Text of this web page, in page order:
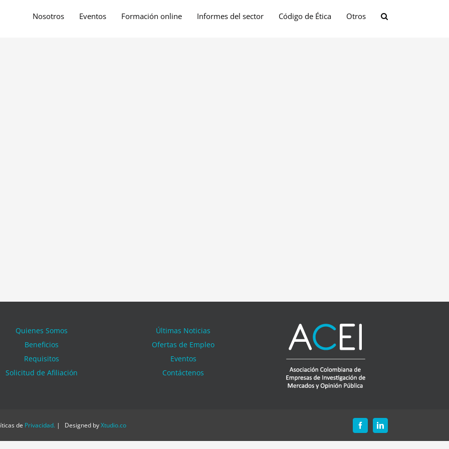
Nosotros Eventos Formación online Informes del sector Código de Ética Otros
Quienes Somos
Beneficios
Requisitos
Solicitud de Afiliación
Últimas Noticias
Ofertas de Empleo
Eventos
Contáctenos
de Privacidad. | Designed byXtudio.co FacebookLinkedIn